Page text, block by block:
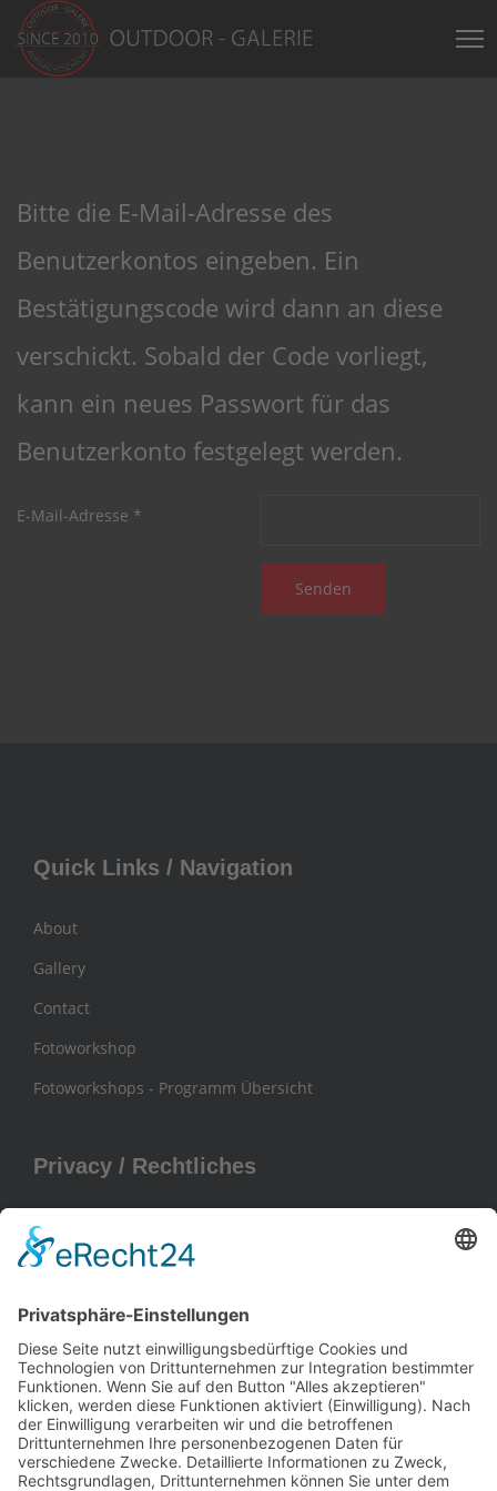
Bitte die E-Mail-Adresse des
Benutzerkontos eingeben. Ein
Bestätigungscode wird dann an diese
verschickt. Sobald der Code vorliegt,
kann ein neues Passwort für das
Benutzerkonto festgelegt werden.
E-Mail-Adresse *
Senden
Quick Links / Navigation
About
Gallery
Contact
Fotoworkshop
Fotoworkshops - Programm Übersicht
Privacy / Rechtliches
Impressum
Privacy Policy
General Terms and Conditions / AGB
Contact / Kontakt
Frank Hohmann
Daniela Szczepanski